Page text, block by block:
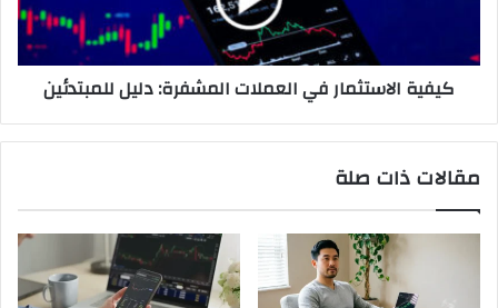
كيفية الاستثمار في العملات المشفرة: دليل للمبتدئين
مقالات ذات صلة